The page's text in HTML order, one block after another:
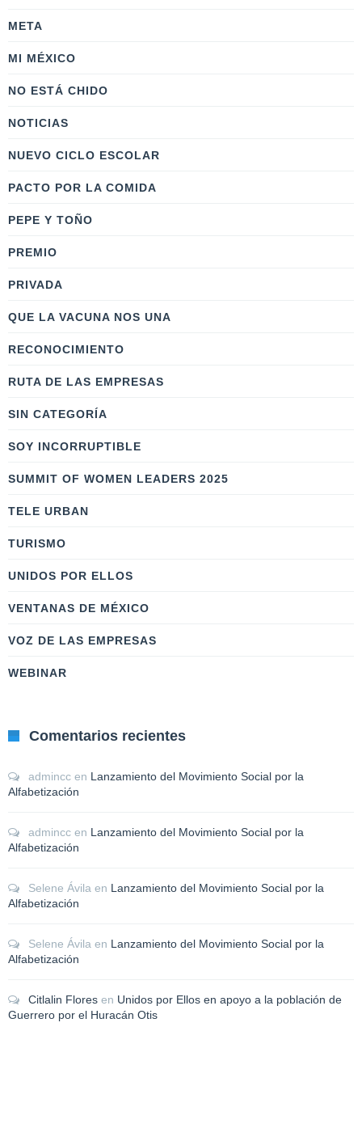
META
MI MÉXICO
NO ESTÁ CHIDO
NOTICIAS
NUEVO CICLO ESCOLAR
PACTO POR LA COMIDA
PEPE Y TOÑO
PREMIO
PRIVADA
QUE LA VACUNA NOS UNA
RECONOCIMIENTO
RUTA DE LAS EMPRESAS
SIN CATEGORÍA
SOY INCORRUPTIBLE
SUMMIT OF WOMEN LEADERS 2025
TELE URBAN
TURISMO
UNIDOS POR ELLOS
VENTANAS DE MÉXICO
VOZ DE LAS EMPRESAS
WEBINAR
Comentarios recientes
admincc en Lanzamiento del Movimiento Social por la
Alfabetización
admincc en Lanzamiento del Movimiento Social por la
Alfabetización
Selene Ávila en Lanzamiento del Movimiento Social por la
Alfabetización
Selene Ávila en Lanzamiento del Movimiento Social por la
Alfabetización
Citlalin Flores en Unidos por Ellos en apoyo a la población de
Guerrero por el Huracán Otis